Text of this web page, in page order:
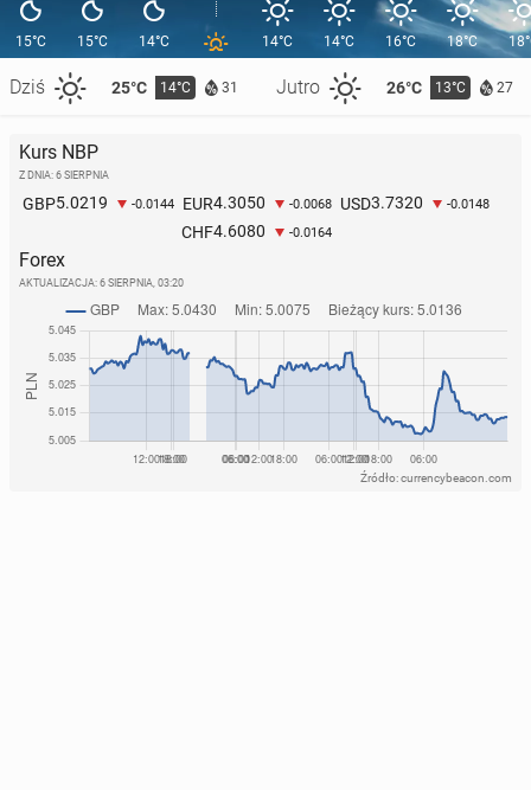
15°C
Dziś 25°C 14°C 31 Jutro 26°C 13°C 27
15°C 14°C 14°C 14°C 16°C 18°C
Kurs NBP
Z DNIA: 6 SIERPNIA
GBP5.0219 -0.0144 EUR4.3050 -0.0068 USD3.7320 -0.0148
CHF4.6080 -0.0164
Forex
AKTUALIZACJA: 6 SIERPNIA, 03:20
Źródło: currencybeacon.com